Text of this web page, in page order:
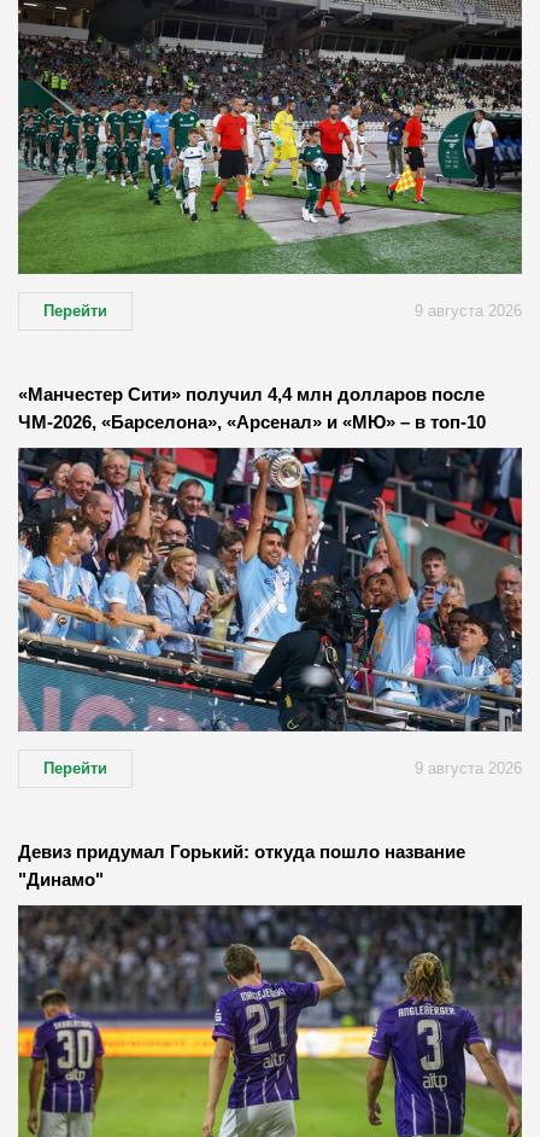
Перейти 9 августа 2026
«Манчестер Сити» получил 4,4 млн долларов после
ЧМ-2026, «Барселона», «Арсенал» и «МЮ» – в топ-10
Перейти 9 августа 2026
Девиз придумал Горький: откуда пошло название
"Динамо"